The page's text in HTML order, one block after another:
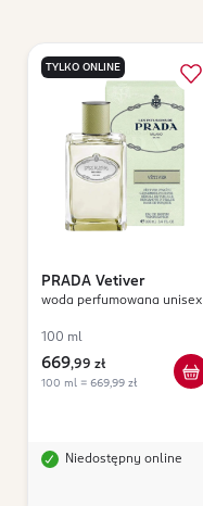
TYLKO ONLINE
PRADA Vetiver
woda perfumowana unisex
100 ml
669,99 zł
100 ml = 669,99 zł
Niedostępny online